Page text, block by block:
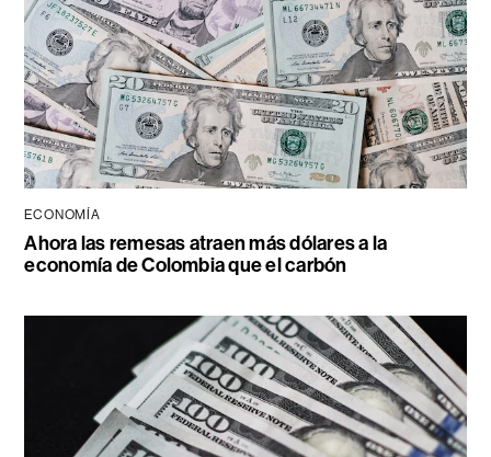
ECONOMÍA
Ahora las remesas atraen más dólares a la
economía de Colombia que el carbón